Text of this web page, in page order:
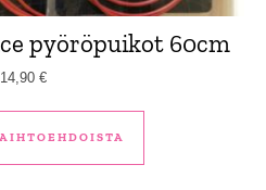
pyöröpuikot 60cm
14,90 €
Tällä tuotteella